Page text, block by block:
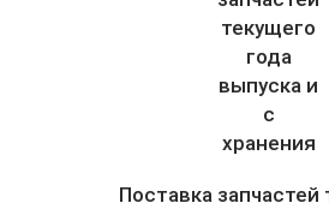
Поставка запчастей